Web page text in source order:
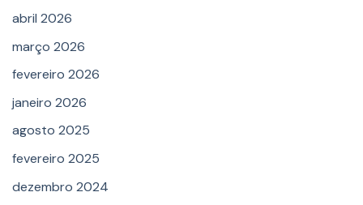
abril 2026
março 2026
fevereiro 2026
janeiro 2026
agosto 2025
fevereiro 2025
dezembro 2024